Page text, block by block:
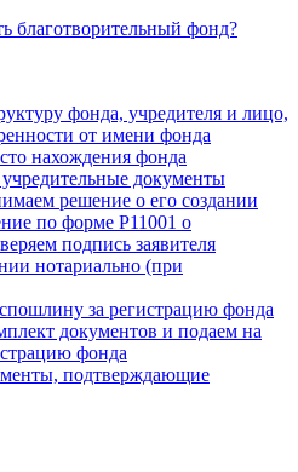
благотворительный фонд?
фонда, учредителя и лицо,
от имени фонда
нахождения фонда
документы
решение о его создании
по форме Р11001 о
подпись заявителя
нотариально (при
за регистрацию фонда
документов и подаем на
фонда
подтверждающие